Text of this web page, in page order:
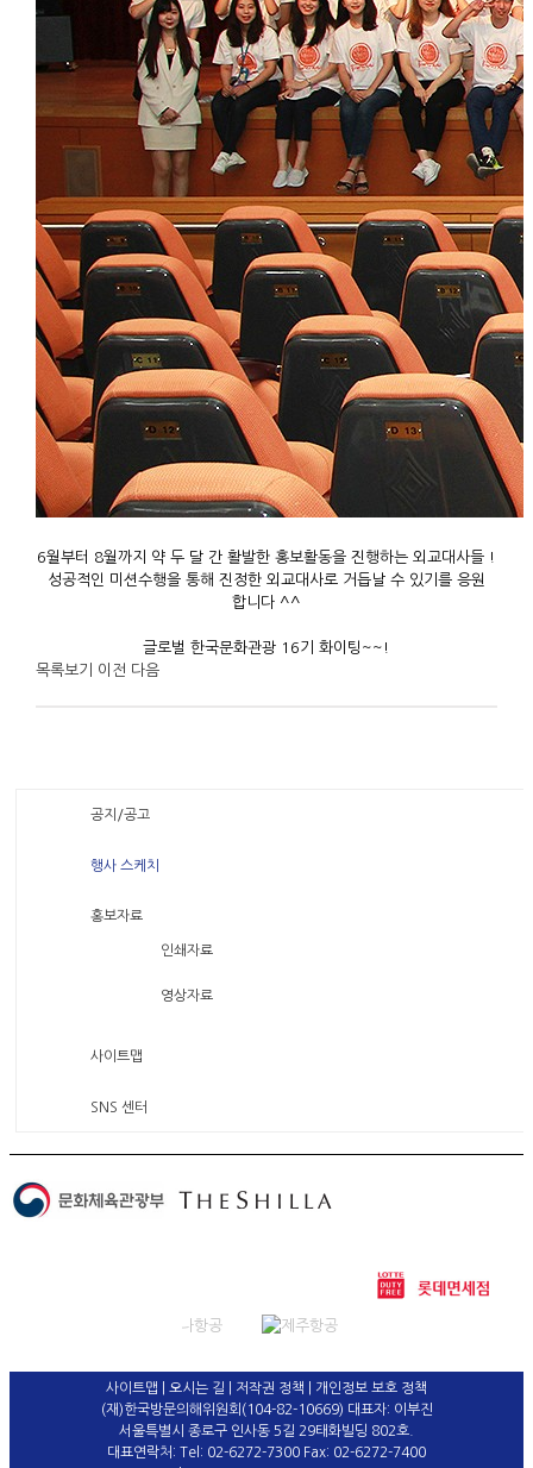
6월부터 8월까지 약 두 달 간 활발한 홍보활동을 진행하는 외교대사들 !
성공적인 미션수행을 통해 진정한 외교대사로 거듭날 수 있기를 응원
합니다 ^^
글로벌 한국문화관광 16기 화이팅~~!
목록보기
이전 다음
공지/공고
행사 스케치
홍보자료
인쇄자료
영상자료
사이트맵
SNS 센터
사이트맵 오시는 길 저작권 정책
개인정보 보호 정책
(재)한국방문의해위원회(104-82-10669) 대표자: 이부진
서울특별시 종로구 인사동 5길 29태화빌딩 802호.
대표연락처: Tel: 02-6272-7300 Fax: 02-6272-7400